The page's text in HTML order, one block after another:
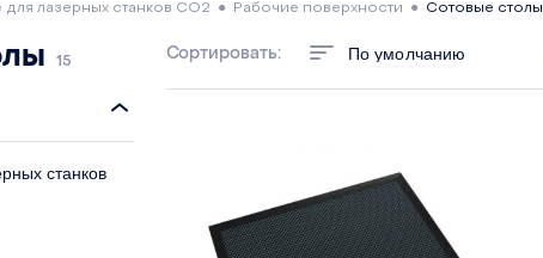
лазерных станков CO2 ● Рабочие поверхности ● Сотовые столы
15
станков
Сортировать: По умолчанию